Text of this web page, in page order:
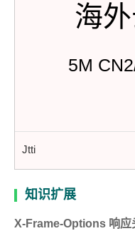
海
5M
Jtti
知识扩展
X-Frame-Options 响应